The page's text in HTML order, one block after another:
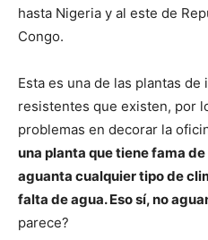
hasta Nigeria y al este de
Congo.
Esta es una de las plantas
resistentes que existen, por
problemas en decorar la
una planta que tiene fama
aguanta cualquier tipo de
falta de agua. Eso sí, no
parece?